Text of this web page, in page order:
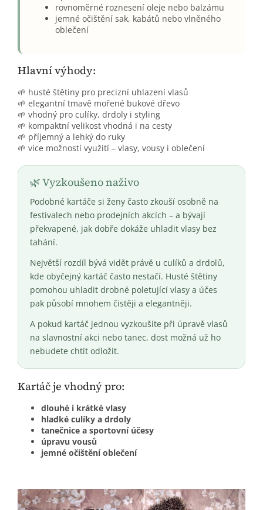
rovnoměrné roznesení oleje nebo balzámu
jemné očištění sak, kabátů nebo vlněného
oblečení
Hlavní výhody:
🌱 husté štětiny pro precizní uhlazení vlasů
🌱 elegantní tmavě mořené bukové dřevo
🌱 vhodný pro culíky, drdoly i styling
🌱 kompaktní velikost vhodná i na cesty
🌱 příjemný a lehký do ruky
🌱 více možností využití – vlasy, vousy i oblečení
🌿 Vyzkoušeno naživo
Podobné kartáče si ženy často zkouší osobně na
festivalech nebo prodejních akcích – a bývají
překvapené, jak dobře dokáže uhladit vlasy bez
tahání.
Největší rozdíl bývá vidět právě u culíků a drdolů,
kde obyčejný kartáč často nestačí. Husté štětiny
pomohou uhladit drobné poletující vlasy a účes
pak působí mnohem čistěji a elegantněji.
A pokud kartáč jednou vyzkoušíte při úpravě vlasů
na slavnostní akci nebo tanec, dost možná už ho
nebudete chtít odložit.
Kartáč je vhodný pro:
dlouhé i krátké vlasy
hladké culíky a drdoly
tanečnice a sportovní účesy
úpravu vousů
jemné očištění oblečení